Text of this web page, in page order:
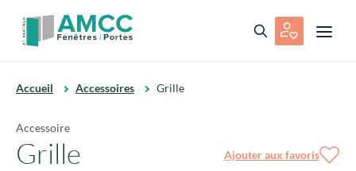
Accueil Accessoires Grille
Accessoire
Grille Ajouter aux favoris